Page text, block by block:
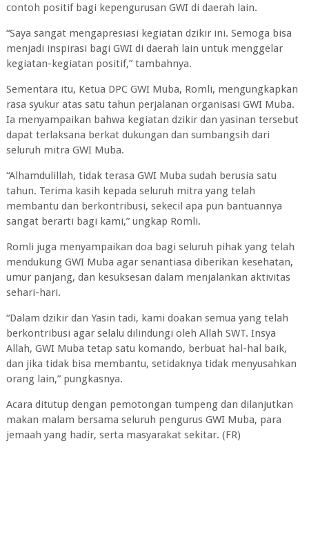
contoh positif bagi kepengurusan GWI di daerah lain.
“Saya sangat mengapresiasi kegiatan dzikir ini. Semoga bisa
menjadi inspirasi bagi GWI di daerah lain untuk menggelar
kegiatan-kegiatan positif,” tambahnya.
Sementara itu, Ketua DPC GWI Muba, Romli, mengungkapkan
rasa syukur atas satu tahun perjalanan organisasi GWI Muba.
Ia menyampaikan bahwa kegiatan dzikir dan yasinan tersebut
dapat terlaksana berkat dukungan dan sumbangsih dari
seluruh mitra GWI Muba.
“Alhamdulillah, tidak terasa GWI Muba sudah berusia satu
tahun. Terima kasih kepada seluruh mitra yang telah
membantu dan berkontribusi, sekecil apa pun bantuannya
sangat berarti bagi kami,” ungkap Romli.
Romli juga menyampaikan doa bagi seluruh pihak yang telah
mendukung GWI Muba agar senantiasa diberikan kesehatan,
umur panjang, dan kesuksesan dalam menjalankan aktivitas
sehari-hari.
“Dalam dzikir dan Yasin tadi, kami doakan semua yang telah
berkontribusi agar selalu dilindungi oleh Allah SWT. Insya
Allah, GWI Muba tetap satu komando, berbuat hal-hal baik,
dan jika tidak bisa membantu, setidaknya tidak menyusahkan
orang lain,” pungkasnya.
Acara ditutup dengan pemotongan tumpeng dan dilanjutkan
makan malam bersama seluruh pengurus GWI Muba, para
jemaah yang hadir, serta masyarakat sekitar. (FR)